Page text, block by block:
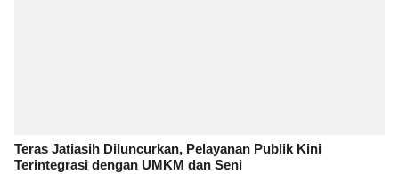
Teras Jatiasih Diluncurkan, Pelayanan Publik Kini
Terintegrasi dengan UMKM dan Seni